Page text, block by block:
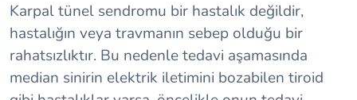
Karpal tünel sendromu bir hastalık değildir,
hastalığın veya travmanın sebep olduğu bir
rahatsızlıktır. Bu nedenle tedavi aşamasında
median sinirin elektrik iletimini bozabilen tiroid